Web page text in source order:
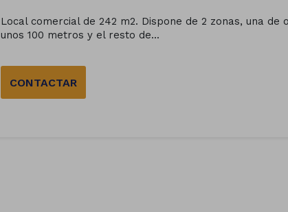
Local comercial de 242 m2. Dispone de 2 zonas, una de
unos 100 metros y el resto de...
CONTACTAR